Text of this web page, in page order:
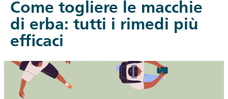
Come togliere le macchie
di erba: tutti i rimedi più
efficaci